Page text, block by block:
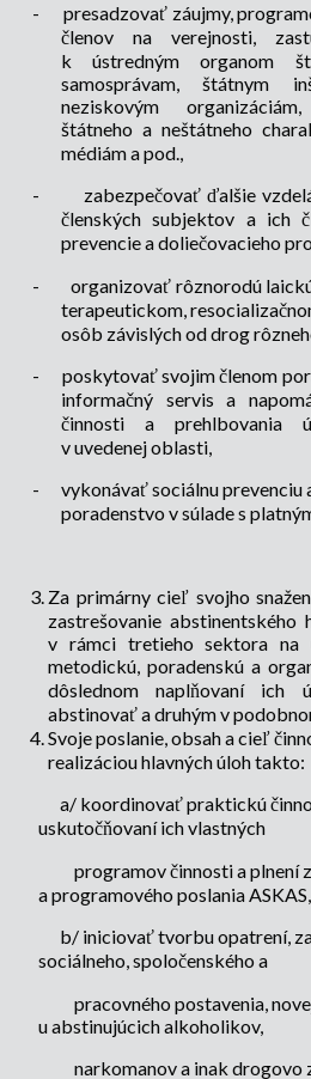
-
presadzovať záujmy,
členov na verejnosti,
k ústredným organom
samosprávam, štátnym
neziskovým
štátneho a neštátneho
médiám a pod.,
-
zabezpečovať ďalšie
členských subjektov a ich
prevencie a doliečovacieho
-
organizovať rôznorodú
terapeutickom,
osôb závislých od drog
-
poskytovať svojim členom
informačný servis a
činnosti a prehlbovania
v uvedenej oblasti,
-
vykonávať sociálnu
poradenstvo v súlade s
Za primárny cieľ svojho
zastrešovanie
v rámci tretieho sektora na
metodickú, poradenskú a
dôslednom naplňovaní ich
abstinovať a druhým v
Svoje poslanie, obsah a cieľ
realizáciou hlavných úloh takto:
a/ koordinovať praktickú
uskutočňovaní ich vlastných
programov činnosti a plnení
a programového poslania ASKAS,
b/ iniciovať tvorbu opatrení,
sociálneho, spoločenského a
pracovného postavenia,
u abstinujúcich alkoholikov,
narkomanov a inak drogovo